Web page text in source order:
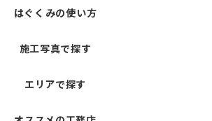
はぐくみの使い方
施工写真で探す
エリアで探す